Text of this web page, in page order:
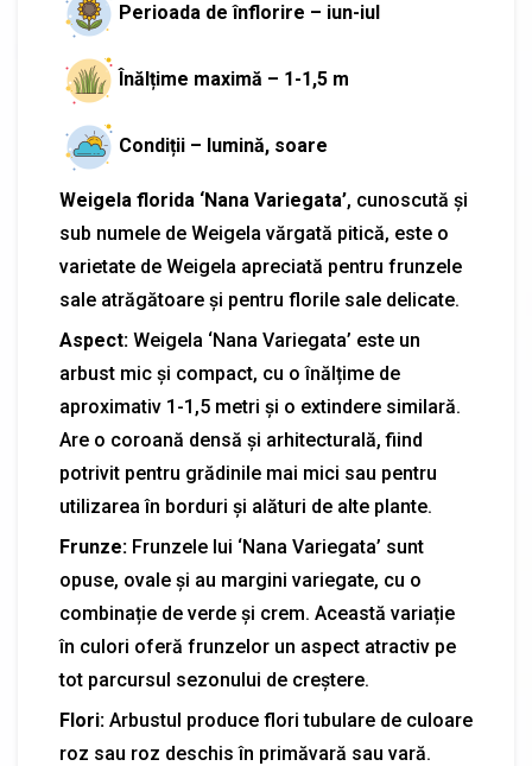
Perioada de înflorire – iun-iul
Înălțime maximă – 1-1,5 m
Condiții – lumină, soare
Weigela florida ‘Nana Variegata’, cunoscută și
sub numele de Weigela vărgată pitică, este o
varietate de Weigela apreciată pentru frunzele
sale atrăgătoare și pentru florile sale delicate.
Aspect: Weigela ‘Nana Variegata’ este un
arbust mic și compact, cu o înălțime de
aproximativ 1-1,5 metri și o extindere similară.
Are o coroană densă și arhitecturală, fiind
potrivit pentru grădinile mai mici sau pentru
utilizarea în borduri și alături de alte plante.
Frunze: Frunzele lui ‘Nana Variegata’ sunt
opuse, ovale și au margini variegate, cu o
combinație de verde și crem. Această variație
în culori oferă frunzelor un aspect atractiv pe
tot parcursul sezonului de creștere.
Flori: Arbustul produce flori tubulare de culoare
roz sau roz deschis în primăvară sau vară.